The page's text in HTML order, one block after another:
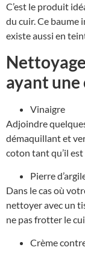
C’est le produit
du cuir. Ce baume
existe aussi en
ayant
Vinaigre
Adjoindre
démaquillant et
coton tant qu’il est
Pierre
Dans le cas où
nettoyer avec un
ne pas frotter le
Crème